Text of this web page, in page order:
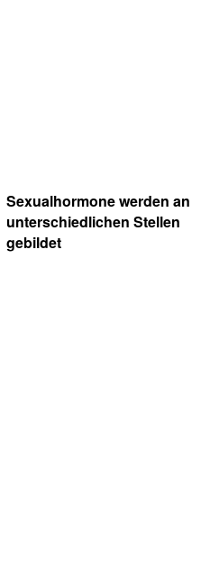
Sexualhormone werden an
unterschiedlichen Stellen
gebildet